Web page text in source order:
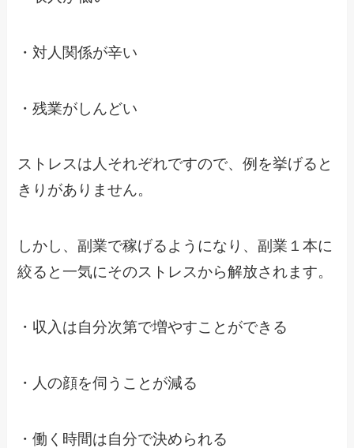
・対人関係が辛い
・残業がしんどい
ストレスは人それぞれですので、例を挙げると
きりがありません。
しかし、副業で稼げるようになり、副業１本に
絞ると一気にそのストレスから解放されます。
・収入は自分次第で増やすことができる
・人の顔を伺うことが減る
・働く時間は自分で決められる